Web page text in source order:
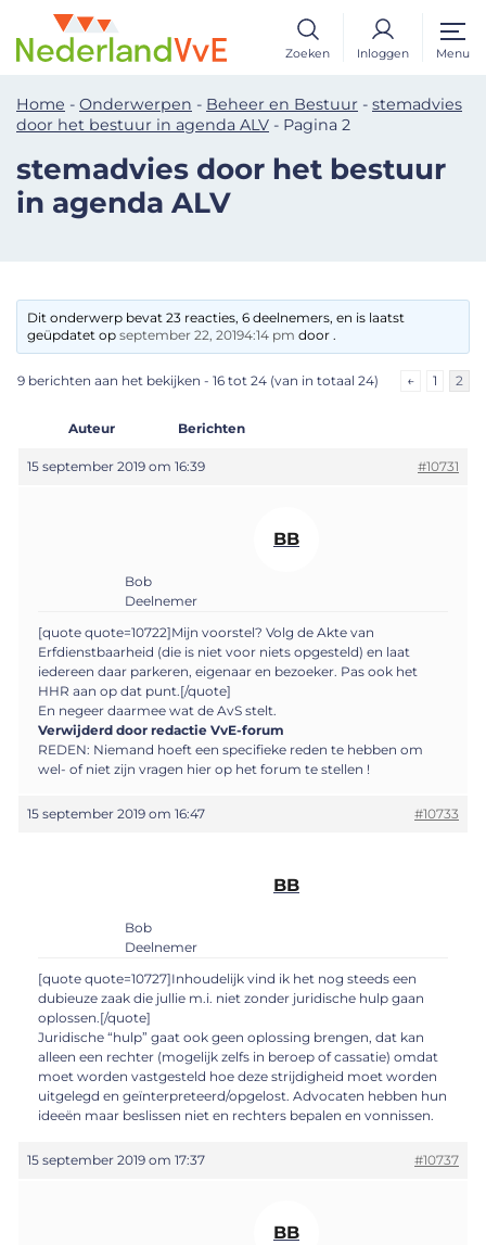
Zoeken Inloggen Menu
Home - Onderwerpen - Beheer en Bestuur - stemadvies
door het bestuur in agenda ALV - Pagina 2
stemadvies door het bestuur
in agenda ALV
Dit onderwerp bevat 23 reacties, 6 deelnemers, en is laatst
geüpdatet opseptember 22, 20194:14 pm door .
9 berichten aan het bekijken - 16 tot 24 (van in totaal 24) ← 1 2
Auteur Berichten
15 september 2019 om 16:39 #10731
BB
Bob
Deelnemer
[quote quote=10722]Mijn voorstel? Volg de Akte van
Erfdienstbaarheid (die is niet voor niets opgesteld) en laat
iedereen daar parkeren, eigenaar en bezoeker. Pas ook het
HHR aan op dat punt.[/quote]
En negeer daarmee wat de AvS stelt.
Verwijderd door redactie VvE-forum
REDEN: Niemand hoeft een specifieke reden te hebben om
wel- of niet zijn vragen hier op het forum te stellen !
15 september 2019 om 16:47 #10733
BB
Bob
Deelnemer
[quote quote=10727]Inhoudelijk vind ik het nog steeds een
dubieuze zaak die jullie m.i. niet zonder juridische hulp gaan
oplossen.[/quote]
Juridische “hulp” gaat ook geen oplossing brengen, dat kan
alleen een rechter (mogelijk zelfs in beroep of cassatie) omdat
moet worden vastgesteld hoe deze strijdigheid moet worden
uitgelegd en geïnterpreteerd/opgelost. Advocaten hebben hun
ideeën maar beslissen niet en rechters bepalen en vonnissen.
15 september 2019 om 17:37 #10737
BB